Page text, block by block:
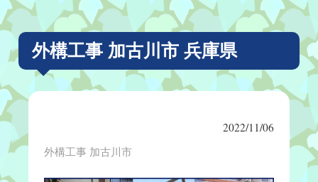
外構工事 加古川市 兵庫県
2022/11/06
外構工事 加古川市